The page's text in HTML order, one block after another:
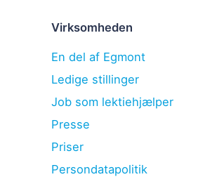
Virksomheden
En del af Egmont
Ledige stillinger
Job som lektiehjælper
Presse
Priser
Persondatapolitik